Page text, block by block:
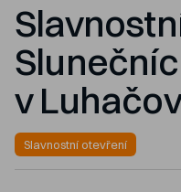
v
Slavnostní otevření